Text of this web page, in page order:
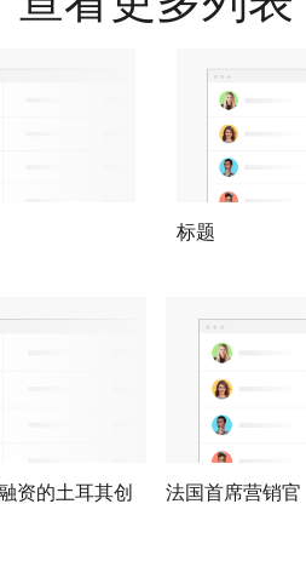
标题
资的土耳其创
法国首席营销官